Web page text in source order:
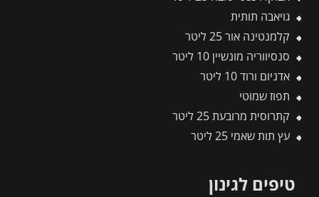
גויאבה תותית
קלמנטינה אור 25 ליטר
סנסיווריה מונשיין 10 ליטר
אדניום ורוד 10 ליטר
תפוז שמוטי
קתרוסית מרובעת 25 ליטר
עץ תות שאמי 25 ליטר
טיפים לגינון